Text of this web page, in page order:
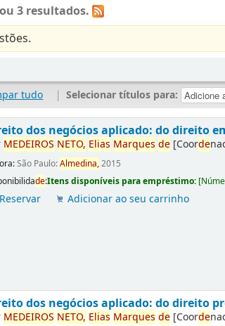
3 resultados.
tudo | Selecionar títulos para:
dos negócios aplicado: do direito
MEDEIROS NETO, Elias Marques de [Coorde
São Paulo:Almedina,2015
de:Itens disponíveis para empréstimo: [
Reservar Adicionar ao seu carrinho
dos negócios aplicado: do direito
MEDEIROS NETO, Elias Marques de [Coorde